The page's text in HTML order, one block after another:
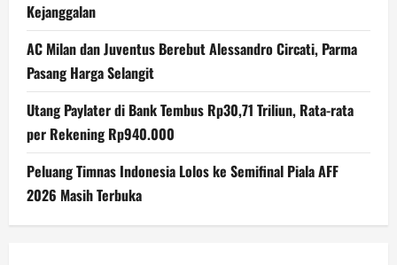
Kejanggalan
AC Milan dan Juventus Berebut Alessandro Circati, Parma
Pasang Harga Selangit
Utang Paylater di Bank Tembus Rp30,71 Triliun, Rata-rata
per Rekening Rp940.000
Peluang Timnas Indonesia Lolos ke Semifinal Piala AFF
2026 Masih Terbuka